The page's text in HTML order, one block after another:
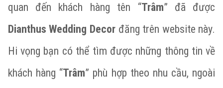
quan đến khách hàng tên “Trâm” đã được
Dianthus Wedding Decorđăng trên website này.
Hi vọng bạn có thể tìm được những thông tin về
khách hàng “Trâm” phù hợp theo nhu cầu, ngoài